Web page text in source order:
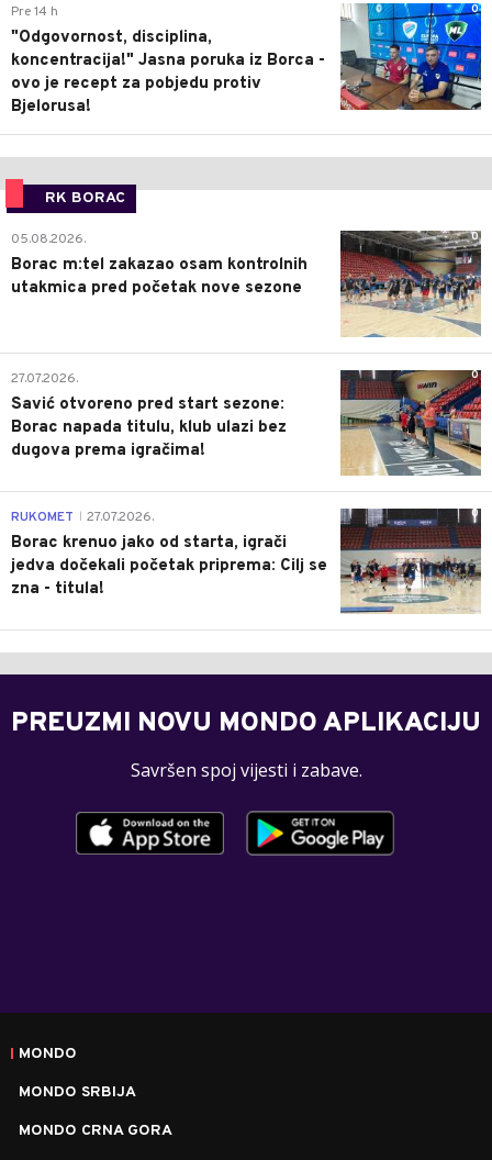
0
Pre 14 h
"Odgovornost, disciplina,
koncentracija!" Jasna poruka iz Borca -
ovo je recept za pobjedu protiv
Bjelorusa!
RK BORAC
0
05.08.2026.
Borac m:tel zakazao osam kontrolnih
utakmica pred početak nove sezone
0
27.07.2026.
Savić otvoreno pred start sezone:
Borac napada titulu, klub ulazi bez
dugova prema igračima!
0
RUKOMET 27.07.2026.
Borac krenuo jako od starta, igrači
jedva dočekali početak priprema: Cilj se
zna - titula!
PREUZMI NOVU MONDO APLIKACIJU
Savršen spoj vijesti i zabave.
MONDO
MONDO SRBIJA
MONDO CRNA GORA